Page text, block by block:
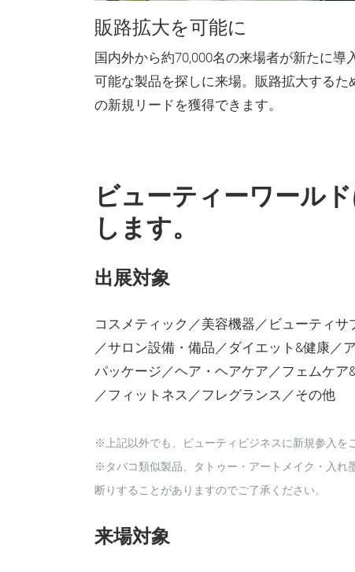
販路拡大を可能に
国内外から約70,000名の来場者が新たに導
可能な製品を探しに来場。販路拡大するた
の新規リードを獲得できます。
ビューティーワール
します。
出展対象
コスメティック／美容機器／ビューティ
／サロン設備・備品／ダイエット&健康／
パッケージ／ヘア・ヘアケア／フェムケ
／フィットネス／フレグランス／その他
※上記以外でも、ビューティビジネスに新規参入を
※タバコ類似製品、タトゥー・アートメイク・入れ
断りすることがありますのでご了承ください。
来場対象